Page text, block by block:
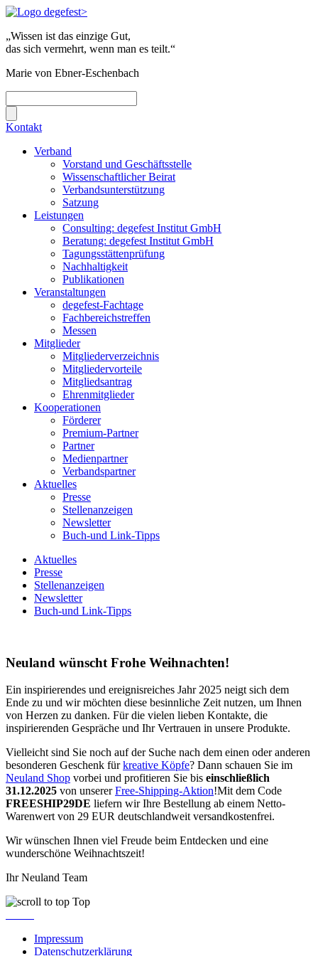
„Wissen ist das einzige Gut,
das sich vermehrt, wenn man es teilt.“
Marie von Ebner-Eschenbach
Kontakt
Verband
Vorstand und Geschäftsstelle
Wissenschaftlicher Beirat
Verbandsunterstützung
Satzung
Leistungen
Consulting: degefest Institut GmbH
Beratung: degefest Institut GmbH
Tagungsstättenprüfung
Nachhaltigkeit
Publikationen
Veranstaltungen
degefest-Fachtage
Fachbereichstreffen
Messen
Mitglieder
Mitgliederverzeichnis
Mitgliedervorteile
Mitgliedsantrag
Ehrenmitglieder
Kooperationen
Förderer
Premium-Partner
Partner
Medienpartner
Verbandspartner
Aktuelles
Presse
Stellenanzeigen
Newsletter
Buch-und Link-Tipps
Aktuelles
Presse
Stellenanzeigen
Newsletter
Buch-und Link-Tipps
Neuland wünscht Frohe Weihnachten!
Ein inspirierendes und ereignisreiches Jahr 2025 neigt sich dem
Ende zu und wir möchten diese besinnliche Zeit nutzen, um Ihnen
von Herzen zu danken. Für die vielen lieben Kontakte, die
inspirierenden Gespräche und Ihr Vertrauen in unsere Produkte.
Vielleicht sind Sie noch auf der Suche nach dem einen oder anderen
besonderen Geschenk fürkreative Köpfe? Dann schauen Sie im
Neuland Shop vorbei und profitieren Sie bis einschließlich
31.12.2025 von unsererFree-Shipping-Aktion!Mit dem Code
FREESHIP29DE liefern wir Ihre Bestellung ab einem Netto-
Warenwert von 29 EUR deutschlandweit versandkostenfrei.
Wir wünschen Ihnen viel Freude beim Entdecken und eine
wunderschöne Weihnachtszeit!
Ihr Neuland Team
Top
Impressum
Datenschutzerklärung